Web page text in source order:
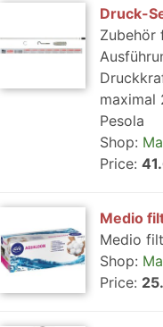
Druck-
Zubehör
maximal
Pesola
Shop:
Price:
Medio
Medio
Shop:
Price: